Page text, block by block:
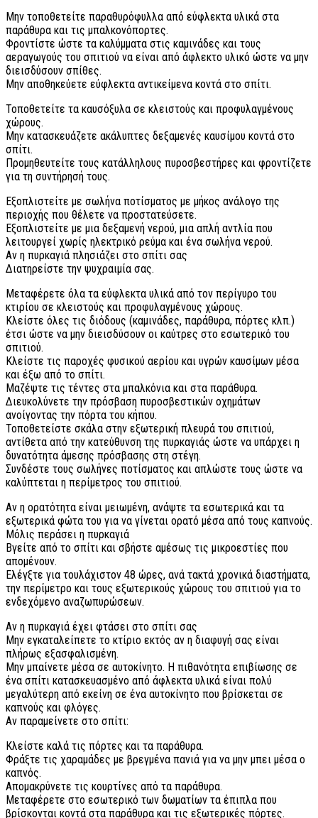
Μην τοποθετείτε παραθυρόφυλλα από εύφλεκτα υλικά στα
παράθυρα και τις μπαλκονόπορτες.
Φροντίστε ώστε τα καλύμματα στις καμινάδες και τους
αεραγωγούς του σπιτιού να είναι από άφλεκτο υλικό ώστε να μην
διεισδύσουν σπίθες.
Μην αποθηκεύετε εύφλεκτα αντικείμενα κοντά στο σπίτι.
Τοποθετείτε τα καυσόξυλα σε κλειστούς και προφυλαγμένους
χώρους.
Μην κατασκευάζετε ακάλυπτες δεξαμενές καυσίμου κοντά στο
σπίτι.
Προμηθευτείτε τους κατάλληλους πυροσβεστήρες και φροντίζετε
για τη συντήρησή τους.
Εξοπλιστείτε με σωλήνα ποτίσματος με μήκος ανάλογο της
περιοχής που θέλετε να προστατεύσετε.
Εξοπλιστείτε με μια δεξαμενή νερού, μια απλή αντλία που
λειτουργεί χωρίς ηλεκτρικό ρεύμα και ένα σωλήνα νερού.
Αν η πυρκαγιά πλησιάζει στο σπίτι σας
Διατηρείστε την ψυχραιμία σας.
Μεταφέρετε όλα τα εύφλεκτα υλικά από τον περίγυρο του
κτιρίου σε κλειστούς και προφυλαγμένους χώρους.
Κλείστε όλες τις διόδους (καμινάδες, παράθυρα, πόρτες κλπ.)
έτσι ώστε να μην διεισδύσουν οι καύτρες στο εσωτερικό του
σπιτιού.
Κλείστε τις παροχές φυσικού αερίου και υγρών καυσίμων μέσα
και έξω από το σπίτι.
Μαζέψτε τις τέντες στα μπαλκόνια και στα παράθυρα.
Διευκολύνετε την πρόσβαση πυροσβεστικών οχημάτων
ανοίγοντας την πόρτα του κήπου.
Τοποθετείστε σκάλα στην εξωτερική πλευρά του σπιτιού,
αντίθετα από την κατεύθυνση της πυρκαγιάς ώστε να υπάρχει η
δυνατότητα άμεσης πρόσβασης στη στέγη.
Συνδέστε τους σωλήνες ποτίσματος και απλώστε τους ώστε να
καλύπτεται η περίμετρος του σπιτιού.
Αν η ορατότητα είναι μειωμένη, ανάψτε τα εσωτερικά και τα
εξωτερικά φώτα του για να γίνεται ορατό μέσα από τους καπνούς.
Μόλις περάσει η πυρκαγιά
Βγείτε από το σπίτι και σβήστε αμέσως τις μικροεστίες που
απομένουν.
Ελέγξτε για τουλάχιστον 48 ώρες, ανά τακτά χρονικά διαστήματα,
την περίμετρο και τους εξωτερικούς χώρους του σπιτιού για το
ενδεχόμενο αναζωπυρώσεων.
Αν η πυρκαγιά έχει φτάσει στο σπίτι σας
Μην εγκαταλείπετε το κτίριο εκτός αν η διαφυγή σας είναι
πλήρως εξασφαλισμένη.
Μην μπαίνετε μέσα σε αυτοκίνητο. Η πιθανότητα επιβίωσης σε
ένα σπίτι κατασκευασμένο από άφλεκτα υλικά είναι πολύ
μεγαλύτερη από εκείνη σε ένα αυτοκίνητο που βρίσκεται σε
καπνούς και φλόγες.
Αν παραμείνετε στο σπίτι:
Κλείστε καλά τις πόρτες και τα παράθυρα.
Φράξτε τις χαραμάδες με βρεγμένα πανιά για να μην μπει μέσα ο
καπνός.
Απομακρύνετε τις κουρτίνες από τα παράθυρα.
Μεταφέρετε στο εσωτερικό των δωματίων τα έπιπλα που
βρίσκονται κοντά στα παράθυρα και τις εξωτερικές πόρτες.